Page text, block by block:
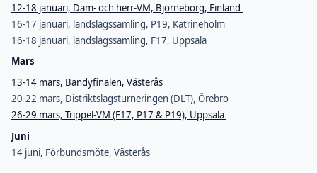
12-18 januari, Dam- och herr-VM, Björneborg, Finland
16-17 januari, landslagssamling, P19, Katrineholm
16-18 januari, landslagssamling, F17, Uppsala
Mars
13-14 mars, Bandyfinalen, Västerås
20-22 mars, Distriktslagsturneringen (DLT), Örebro
26-29 mars, Trippel-VM (F17, P17 & P19), Uppsala
Juni
14 juni, Förbundsmöte, Västerås